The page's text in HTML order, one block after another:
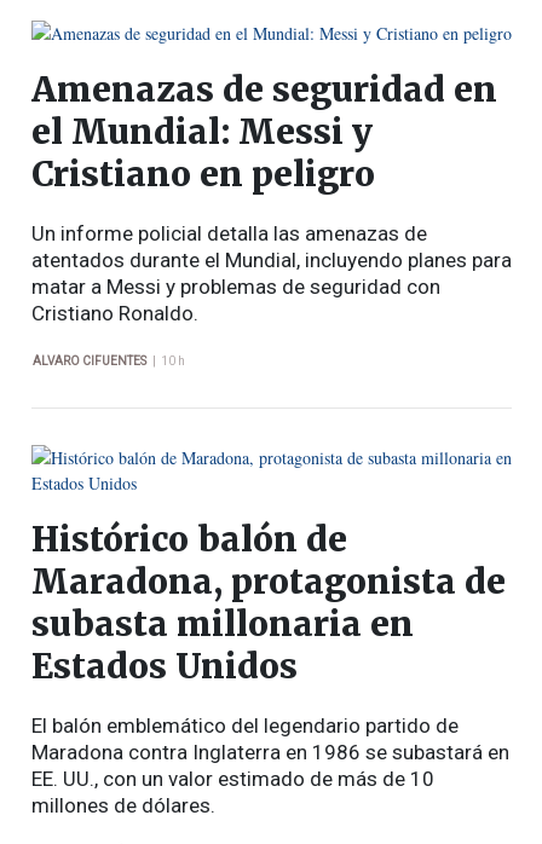
Amenazas de seguridad en
el Mundial: Messi y
Cristiano en peligro
Un informe policial detalla las amenazas de
atentados durante el Mundial, incluyendo planes para
matar a Messi y problemas de seguridad con
Cristiano Ronaldo.
ALVARO CIFUENTES | 10 h
Histórico balón de
Maradona, protagonista de
subasta millonaria en
Estados Unidos
El balón emblemático del legendario partido de
Maradona contra Inglaterra en 1986 se subastará en
EE. UU., con un valor estimado de más de 10
millones de dólares.